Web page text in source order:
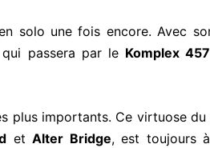
solo une fois encore. Avec
passera par le Komplex
plus importants. Ce virtuose
etAlter Bridge, est toujours